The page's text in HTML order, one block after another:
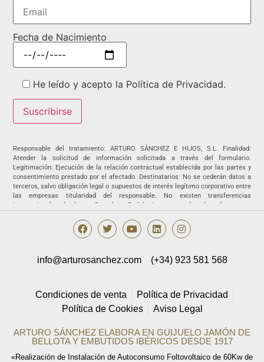
Fecha de Nacimiento
He leído y acepto la Política de Privacidad.
Responsable del tratamiento: ARTURO SÁNCHEZ E HIJOS, S.L. Finalidad:
Atender la solicitud de información solicitada a través del formulario.
Legitimación: Ejecución de la relación contractual establecida por las partes y
consentimiento prestado por el afectado. Destinatarios: No se cederán datos a
terceros, salvo obligación legal o supuestos de interés legítimo corporativo entre
las empresas titularidad del responsable. No existen transferencias
internacionales de datos. Derechos: Podrá ejercer sus derechos de acceso,
no ser objeto de una decisión basada únicamente en el tratamiento de datos
automatizado, incluida la elaboración de perfiles, así como revocar los
info@arturosanchez.com tal y como se indica en lapolítica de privacidad.
Condiciones de venta
Política de Privacidad
Política de Cookies
Aviso Legal
ARTURO SÁNCHEZ ELABORA EN GUIJUELO JAMÓN DE
BELLOTA Y EMBUTIDOS IBÉRICOS DESDE 1917
«Realización de Instalación de Autoconsumo Foltovoltaico de 60Kw de
info@arturosanchez.com (+34) 923 581 568